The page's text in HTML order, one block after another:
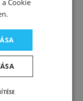
kitett fa
A fát
és korhadás
alapozó,
Cookie